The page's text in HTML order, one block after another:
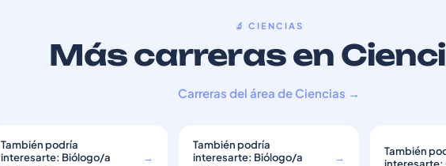
🔬 CIENCIAS
Más carreras en
Carreras del área de Ciencias →
También podría
interesarte: Biólogo/a
→
También podría
interesarte: Biólogo/a
→
También